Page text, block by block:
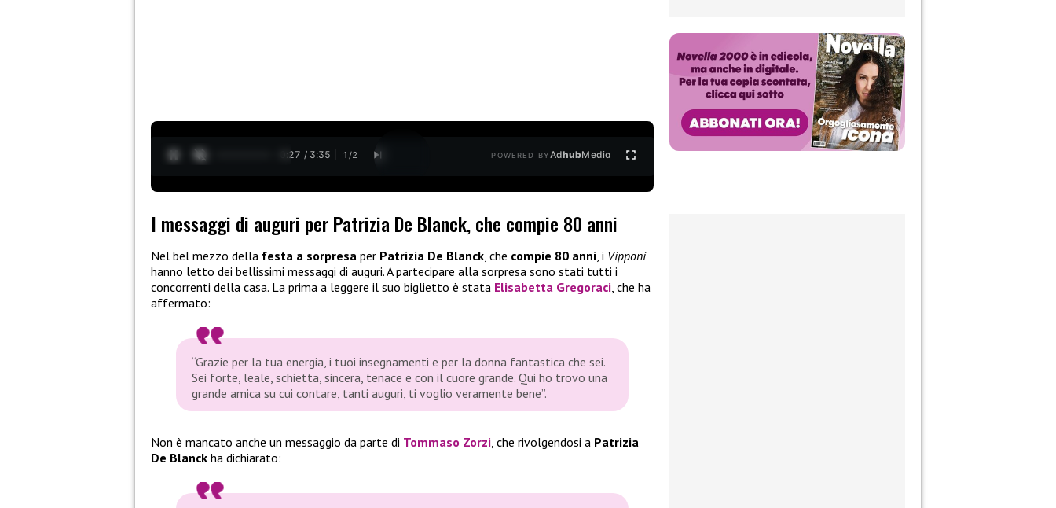
0:28 / 3:35 1 /2 POWERED BYAdhubMedia
I messaggi di auguri per Patrizia De Blanck, che compie 80 anni
Nel bel mezzo della festa a sorpresa per Patrizia De Blanck, che compie 80 anni, i Vipponi
hanno letto dei bellissimi messaggi di auguri. A partecipare alla sorpresa sono stati tutti i
concorrenti della casa. La prima a leggere il suo biglietto è stata Elisabetta Gregoraci, che ha
affermato:
“Grazie per la tua energia, i tuoi insegnamenti e per la donna fantastica che sei.
Sei forte, leale, schietta, sincera, tenace e con il cuore grande. Qui ho trovo una
grande amica su cui contare, tanti auguri, ti voglio veramente bene”.
Non è mancato anche un messaggio da parte di Tommaso Zorzi, che rivolgendosi a Patrizia
De Blanck ha dichiarato: